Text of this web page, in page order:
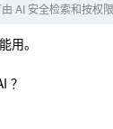
AI 安全检索和按权
用。
？